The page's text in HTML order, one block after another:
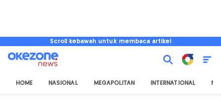
Scroll kebawah untuk membaca artikel
HOME NASIONAL MEGAPOLITAN INTERNATIONAL